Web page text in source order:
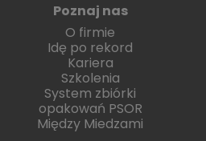
Poznaj nas
O firmie
Idę po rekord
Kariera
Szkolenia
System zbiórki
opakowań PSOR
Między Miedzami